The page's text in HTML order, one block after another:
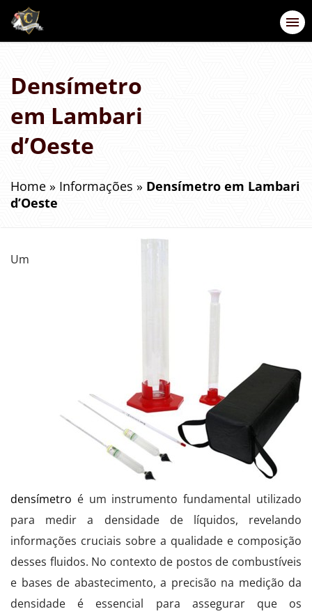
Densímetro
em Lambari
d’Oeste
Home » Informações » Densímetro em Lambari
d’Oeste
Um
densímetro é um instrumento fundamental utilizado
para medir a densidade de líquidos, revelando
informações cruciais sobre a qualidade e composição
desses fluidos. No contexto de postos de combustíveis
e bases de abastecimento, a precisão na medição da
densidade é essencial para assegurar que os